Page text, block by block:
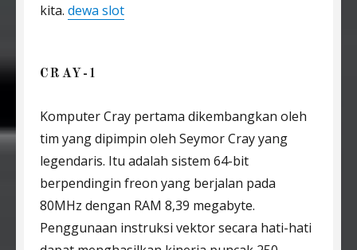
kita. dewa slot
CRAY-1
Komputer Cray pertama dikembangkan oleh
tim yang dipimpin oleh Seymor Cray yang
legendaris. Itu adalah sistem 64-bit
berpendingin freon yang berjalan pada
80MHz dengan RAM 8,39 megabyte.
Penggunaan instruksi vektor secara hati-hati